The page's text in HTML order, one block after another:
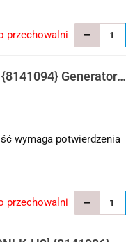
przechowalni
Generator
wymaga potwierdzenia
przechowalni